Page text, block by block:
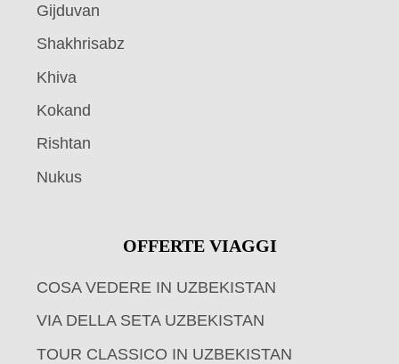
Gijduvan
Shakhrisabz
Khiva
Kokand
Rishtan
Nukus
OFFERTE VIAGGI
COSA VEDERE IN UZBEKISTAN
VIA DELLA SETA UZBEKISTAN
TOUR CLASSICO IN UZBEKISTAN